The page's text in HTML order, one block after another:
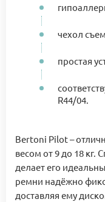
чехол
простая
R44/04.
Bertoni Pilot –
весом от 9 до 18 кг.
делает его
ремни надёжно
доставляя ему